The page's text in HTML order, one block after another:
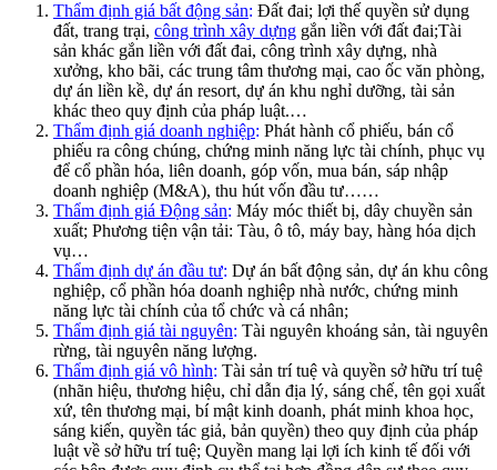
Thẩm định giá bất động sản: Đất đai; lợi thế quyền sử dụng
đất, trang trại, công trình xây dựng gắn liền với đất đai;Tài
sản khác gắn liền với đất đai, công trình xây dựng, nhà
xưởng, kho bãi, các trung tâm thương mại, cao ốc văn phòng,
dự án liền kề, dự án resort, dự án khu nghỉ dưỡng, tài sản
khác theo quy định của pháp luật.…
Thẩm định giá doanh nghiệp: Phát hành cổ phiếu, bán cổ
phiếu ra công chúng, chứng minh năng lực tài chính, phục vụ
để cổ phần hóa, liên doanh, góp vốn, mua bán, sáp nhập
doanh nghiệp (M&A), thu hút vốn đầu tư……
Thẩm định giá Động sản: Máy móc thiết bị, dây chuyền sản
xuất; Phương tiện vận tải: Tàu, ô tô, máy bay, hàng hóa dịch
vụ…
Thẩm định dự án đầu tư: Dự án bất động sản, dự án khu công
nghiệp, cổ phần hóa doanh nghiệp nhà nước, chứng minh
năng lực tài chính của tổ chức và cá nhân;
Thẩm định giá tài nguyên: Tài nguyên khoáng sản, tài nguyên
rừng, tài nguyên năng lượng.
Thẩm định giá vô hình: Tài sản trí tuệ và quyền sở hữu trí tuệ
(nhãn hiệu, thương hiệu, chỉ dẫn địa lý, sáng chế, tên gọi xuất
xứ, tên thương mại, bí mật kinh doanh, phát minh khoa học,
sáng kiến, quyền tác giả, bản quyền) theo quy định của pháp
luật về sở hữu trí tuệ; Quyền mang lại lợi ích kinh tế đối với